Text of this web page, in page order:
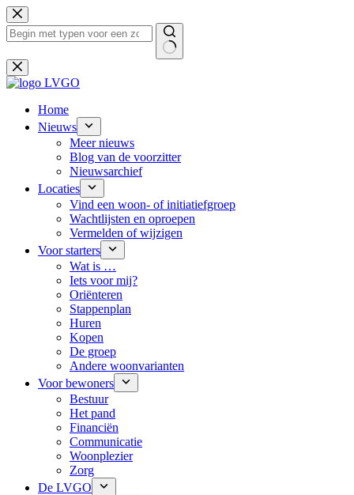
Ga
naar
de
Geen
resultaten
Home
Nieuws
Meer nieuws
Blog van de voorzitter
Nieuwsarchief
Locaties
Vind een woon- of initiatiefgroep
Wachtlijsten en oproepen
Vermelden of wijzigen
Voor starters
Wat is …
Iets voor mij?
Oriënteren
Stappenplan
Huren
Kopen
De groep
Andere woonvarianten
Voor bewoners
Bestuur
Het pand
Financiën
Communicatie
Woonplezier
Zorg
De LVGO